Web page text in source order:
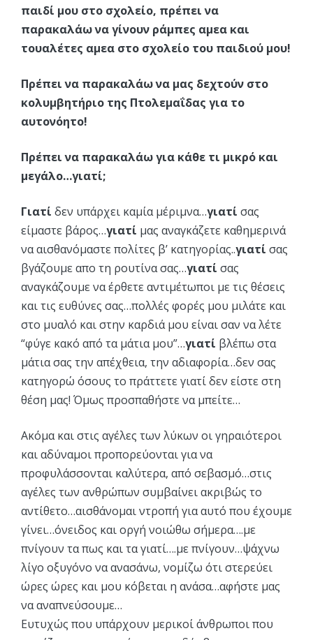
παιδί μου στο σχολείο, πρέπει να
παρακαλάω να γίνουν ράμπες αμεα και
τουαλέτες αμεα στο σχολείο του παιδιού μου!
Πρέπει να παρακαλάω να μας δεχτούν στο
κολυμβητήριο της Πτολεμαΐδας για το
αυτονόητο!
Πρέπει να παρακαλάω για κάθε τι μικρό και
μεγάλο…γιατί;
Γιατί δεν υπάρχει καμία μέριμνα…γιατί σας
είμαστε βάρος…γιατί μας αναγκάζετε καθημερινά
να αισθανόμαστε πολίτες β’ κατηγορίας..γιατί σας
βγάζουμε απο τη ρουτίνα σας…γιατί σας
αναγκάζουμε να έρθετε αντιμέτωποι με τις θέσεις
και τις ευθύνες σας…πολλές φορές μου μιλάτε και
στο μυαλό και στην καρδιά μου είναι σαν να λέτε
“φύγε κακό από τα μάτια μου”…γιατί βλέπω στα
μάτια σας την απέχθεια, την αδιαφορία…δεν σας
κατηγορώ όσους το πράττετε γιατί δεν είστε στη
θέση μας! Όμως προσπαθήστε να μπείτε…
Ακόμα και στις αγέλες των λύκων οι γηραιότεροι
και αδύναμοι προπορεύονται για να
προφυλάσσονται καλύτερα, από σεβασμό…στις
αγέλες των ανθρώπων συμβαίνει ακριβώς το
αντίθετο…αισθάνομαι ντροπή για αυτό που έχουμε
γίνει…όνειδος και οργή νοιώθω σήμερα….με
πνίγουν τα πως και τα γιατί….με πνίγουν…ψάχνω
λίγο οξυγόνο να ανασάνω, νομίζω ότι στερεύει
ώρες ώρες και μου κόβεται η ανάσα…αφήστε μας
να αναπνεύσουμε…
Ευτυχώς που υπάρχουν μερικοί άνθρωποι που